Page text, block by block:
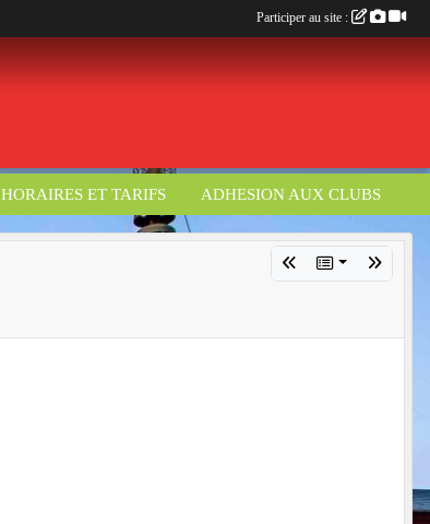
HORAIRES ET TARIFS ADHESION AUX CLUBS
Participer au site :